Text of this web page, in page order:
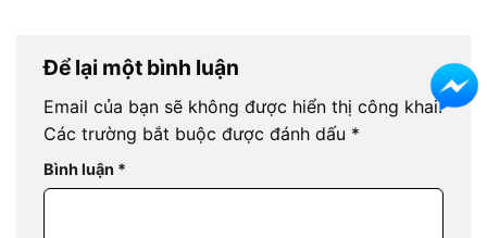
Để lại một bình luận
Email của bạn sẽ không được hiển thị công khai.
Các trường bắt buộc được đánh dấu *
Bình luận *